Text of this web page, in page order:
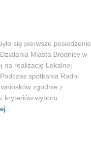
się pierwsze posiedzenie
Miasta Brodnicy w
na realizację Lokalnej
spotkania Radni
zgodnie z
kryteriów wyboru